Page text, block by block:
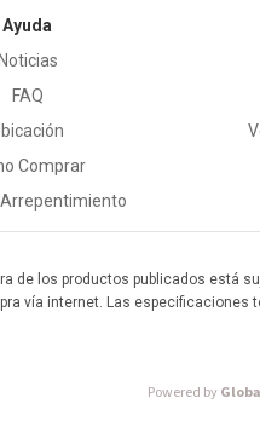
Ayuda
Noticias
FAQ
Comprar
de los productos publicados está
vía internet. Las
Powered by